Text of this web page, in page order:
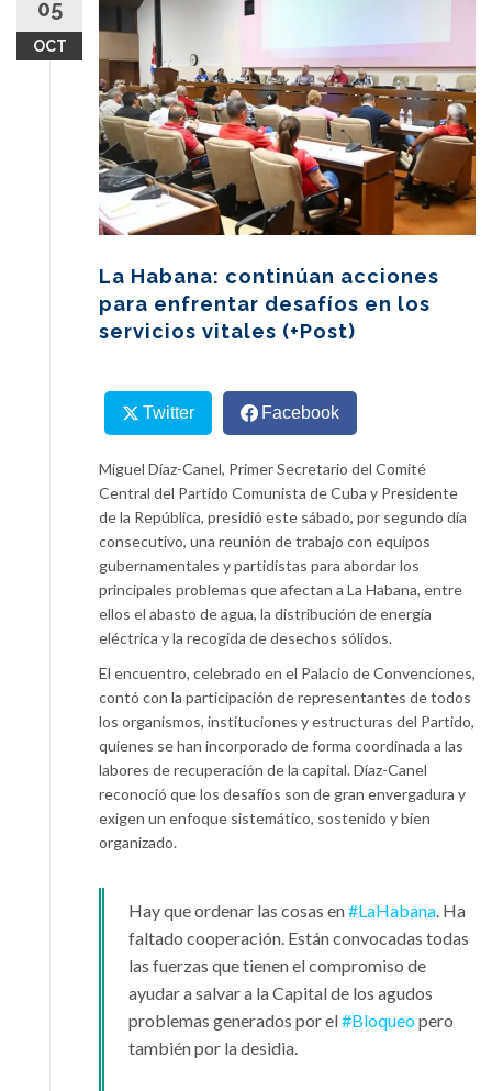
content
05
OCT
La Habana: continúan acciones
para enfrentar desafíos en los
servicios vitales (+Post)
Twitter Facebook
Miguel Díaz-Canel, Primer Secretario del Comité
Central del Partido Comunista de Cuba y Presidente
de la República, presidió este sábado, por segundo día
consecutivo, una reunión de trabajo con equipos
gubernamentales y partidistas para abordar los
principales problemas que afectan a La Habana, entre
ellos el abasto de agua, la distribución de energía
eléctrica y la recogida de desechos sólidos.
El encuentro, celebrado en el Palacio de Convenciones,
contó con la participación de representantes de todos
los organismos, instituciones y estructuras del Partido,
quienes se han incorporado de forma coordinada a las
labores de recuperación de la capital. Díaz-Canel
reconoció que los desafíos son de gran envergadura y
exigen un enfoque sistemático, sostenido y bien
organizado.
Hay que ordenar las cosas en#LaHabana. Ha
faltado cooperación. Están convocadas todas
las fuerzas que tienen el compromiso de
ayudar a salvar a la Capital de los agudos
problemas generados por el#Bloqueopero
también por la desidia.